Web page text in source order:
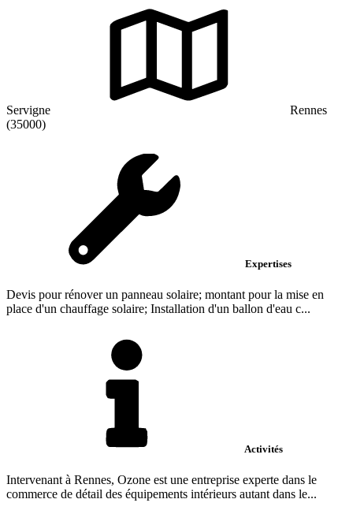
Servigne
Rennes
(35000)
Expertises
Devis pour rénover un panneau solaire; montant pour la mise en
place d'un chauffage solaire; Installation d'un ballon d'eau c...
Activités
Intervenant à Rennes, Ozone est une entreprise experte dans le
commerce de détail des équipements intérieurs autant dans le...